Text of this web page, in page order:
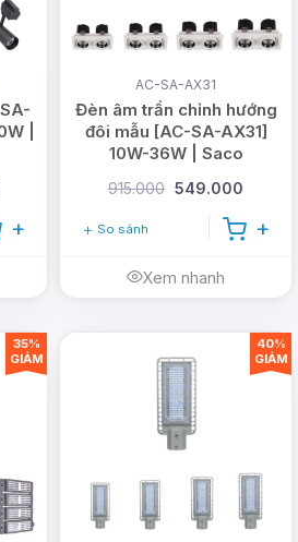
nghiệp: (028)
-
-
|
AC-SA-AX31
Đèn âm trần chỉnh hướng
đôi mẫu [AC-SA-AX31]
10W-36W | Saco
915.000 549.000
So sánh
Xem nhanh
35%
GIẢM
40%
GIẢM